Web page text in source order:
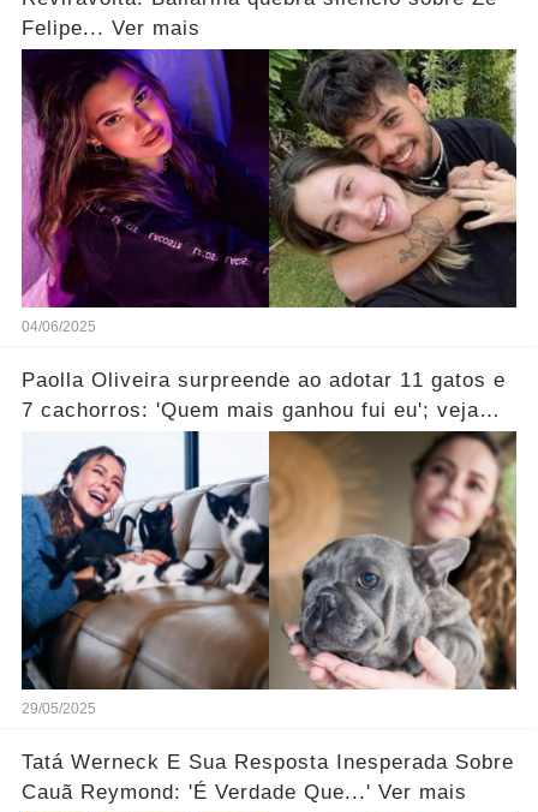
Felipe... Ver mais
04/06/2025
Paolla Oliveira surpreende ao adotar 11 gatos e
7 cachorros: 'Quem mais ganhou fui eu'; veja
29/05/2025
Tatá Werneck E Sua Resposta Inesperada Sobre
Cauã Reymond: 'É Verdade Que...' Ver mais